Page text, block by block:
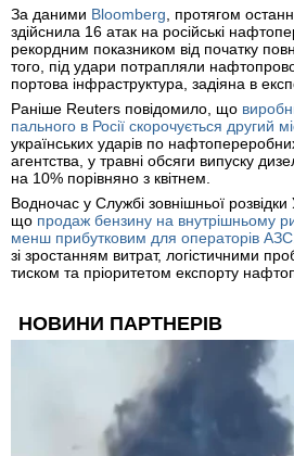
За даними Bloomberg , протягом
здійснила 16 атак на російські
рекордним показником від початку
того, під удари потрапляли
портова інфраструктура, задіяна в
Раніше Reuters повідомило, що
пального в Росії скорочується другий
українських ударів по
агентства, у травні обсяги випуску
на 10% порівняно з квітнем.
Водночас у Службі зовнішньої розвідки
що продаж бензину на внутрішньому
менш прибутковим для операторів АЗС
зі зростанням витрат, логістичними
тиском та пріоритетом експорту